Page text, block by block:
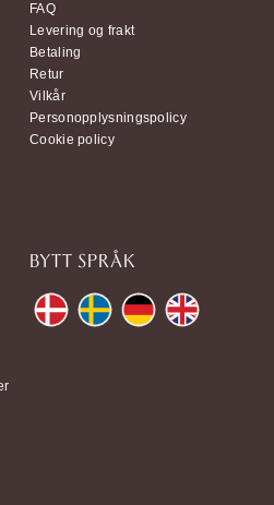
FAQ
Levering og frakt
Betaling
Retur
Vilkår
Personopplysningspolicy
Cookie policy
BYTT SPRÅK